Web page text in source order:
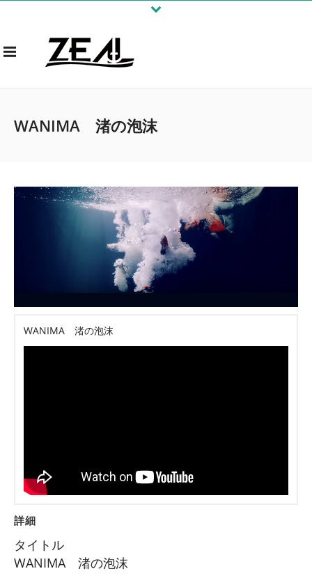
WANIMA 渚の泡沫
WANIMA 渚の泡沫
詳細
タイトル
WANIMA 渚の泡沫